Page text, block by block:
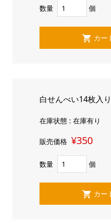
数量 個
白せんべい14枚入り
在庫状態 : 在庫有り
販売価格 ¥350
数量 個